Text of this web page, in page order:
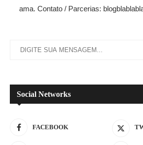
ama. Contato / Parcerias:
Social Networks
FACEBOOK